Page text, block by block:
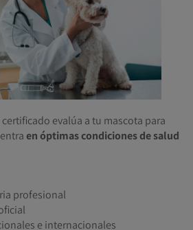
evalúa a tu mascota para
en óptimas condiciones de salud
profesional
e internacionales